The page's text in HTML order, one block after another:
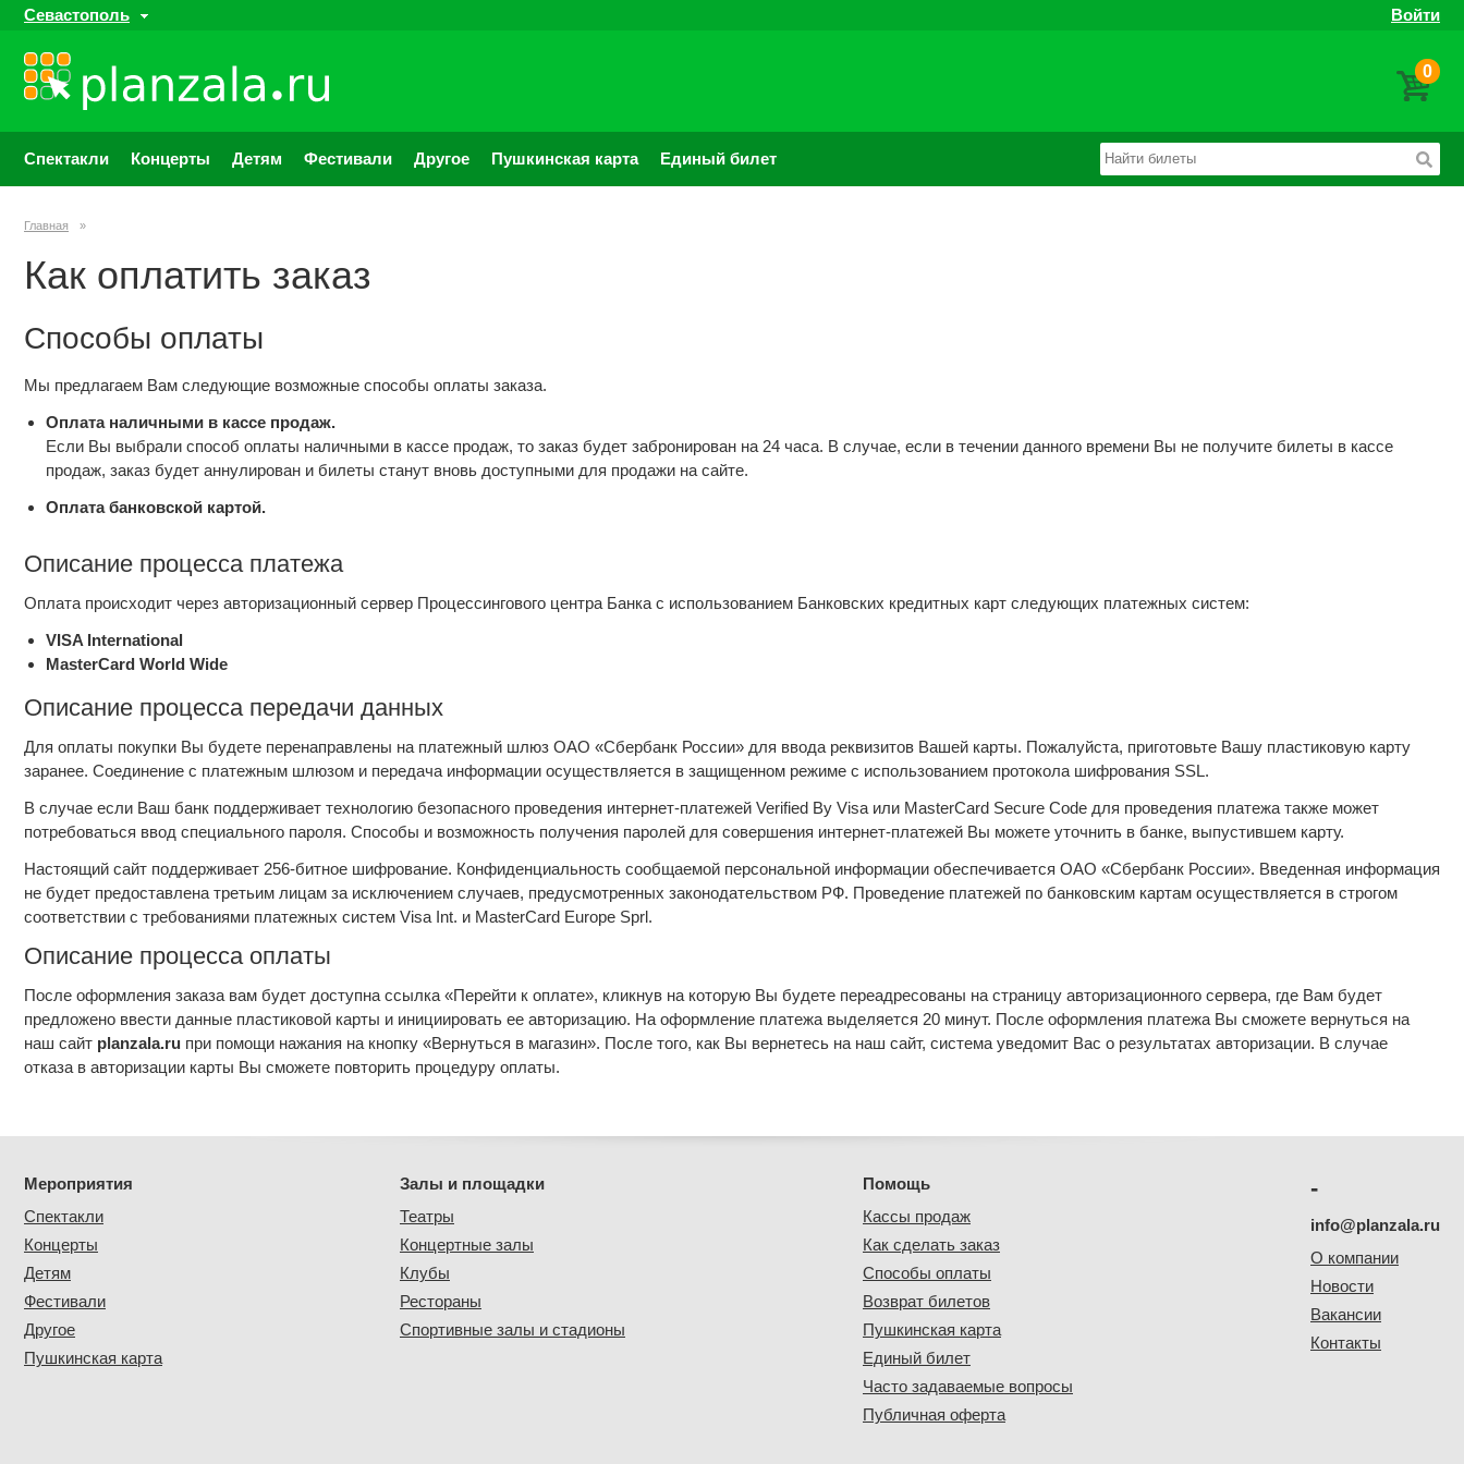
Севастополь Войти
0
Спектакли Концерты Детям Фестивали Другое Пушкинская карта Единый билет
Главная »
Как оплатить заказ
Способы оплаты
Мы предлагаем Вам следующие возможные способы оплаты заказа.
Оплата наличными в кассе продаж.
Если Вы выбрали способ оплаты наличными в кассе продаж, то заказ будет забронирован на 24 часа. В случае, если в течении данного времени Вы не получите билеты в кассе
продаж, заказ будет аннулирован и билеты станут вновь доступными для продажи на сайте.
Оплата банковской картой.
Описание процесса платежа
Оплата происходит через авторизационный сервер Процессингового центра Банка с использованием Банковских кредитных карт следующих платежных систем:
VISA International
MasterCard World Wide
Описание процесса передачи данных
Для оплаты покупки Вы будете перенаправлены на платежный шлюз ОАО «Сбербанк России» для ввода реквизитов Вашей карты. Пожалуйста, приготовьте Вашу пластиковую карту
заранее. Соединение с платежным шлюзом и передача информации осуществляется в защищенном режиме с использованием протокола шифрования SSL.
В случае если Ваш банк поддерживает технологию безопасного проведения интернет-платежей Verified By Visa или MasterCard Secure Code для проведения платежа также может
потребоваться ввод специального пароля. Способы и возможность получения паролей для совершения интернет-платежей Вы можете уточнить в банке, выпустившем карту.
Настоящий сайт поддерживает 256-битное шифрование. Конфиденциальность сообщаемой персональной информации обеспечивается ОАО «Сбербанк России». Введенная информация
не будет предоставлена третьим лицам за исключением случаев, предусмотренных законодательством РФ. Проведение платежей по банковским картам осуществляется в строгом
соответствии с требованиями платежных систем Visa Int. и MasterCard Europe Sprl.
Описание процессa оплаты
После оформления заказа вам будет доступна ссылка «Перейти к оплате», кликнув на которую Вы будете переадресованы на страницу авторизационного сервера, где Вам будет
предложено ввести данные пластиковой карты и инициировать ее авторизацию. На оформление платежа выделяется 20 минут. После оформления платежа Вы сможете вернуться на
наш сайт planzala.ru при помощи нажания на кнопку «Вернуться в магазин». После того, как Вы вернетесь на наш сайт, система уведомит Вас о результатах авторизации. В случае
отказа в авторизации карты Вы сможете повторить процедуру оплаты.
Мероприятия
Спектакли
Концерты
Детям
Фестивали
Другое
Пушкинская карта
Залы и площадки
Театры
Концертные залы
Клубы
Рестораны
Спортивные залы и стадионы
Помощь
Кассы продаж
Как сделать заказ
Способы оплаты
Возврат билетов
Пушкинская карта
Единый билет
Часто задаваемые вопросы
Публичная оферта
-
info@planzala.ru
О компании
Новости
Вакансии
Контакты